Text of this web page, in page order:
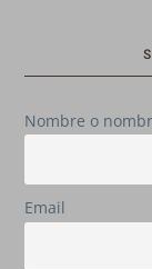
Nombre o
Email